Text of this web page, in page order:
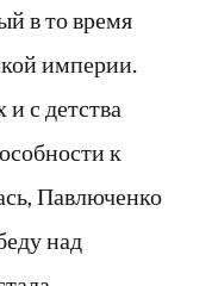
в то время
империи.
с детства
к
Павлюченко
над